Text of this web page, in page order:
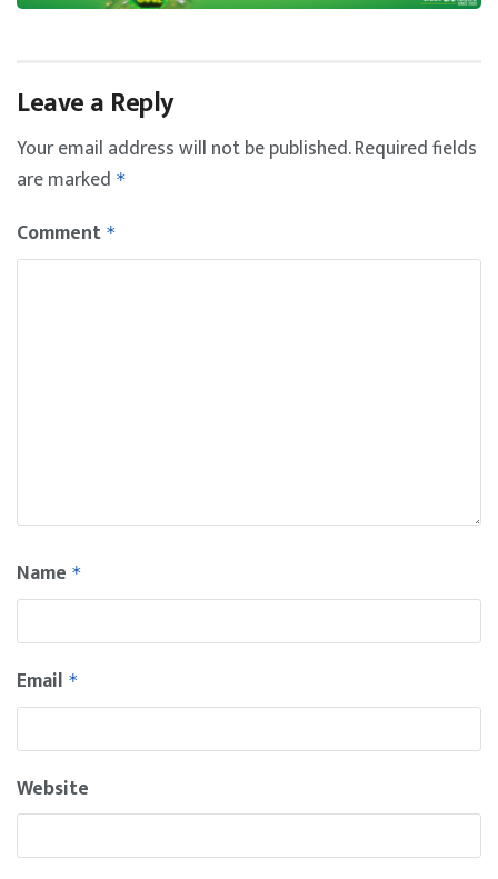
Leave a Reply
Your email address will not be published.Required fields
are marked *
Comment *
Name *
Email *
Website